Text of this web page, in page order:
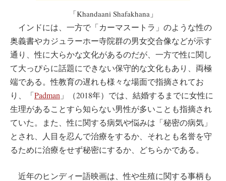
「Khandaani Shafakhana」
インドには、一方で「カーマスートラ」のような性の
奥義書やカジュラーホー寺院群の男女交合像などが示す
通り、性に大らかな文化があるのだが、一方で性に関し
て大っぴらに話題にできない保守的な文化もあり、両極
端である。性教育の遅れも様々な場面で指摘されてお
り、「Padman 」（2018年）では、結婚するまでに女性に
生理があることすら知らない男性が多いことも指摘され
ていた。また、性に関する病気や悩みは「秘密の病気」
とされ、人目を忍んで治療をするか、それとも名誉を守
るために治療をせず秘密にするか、どちらかである。
近年のヒンディー語映画は、性や生殖に関する事柄も